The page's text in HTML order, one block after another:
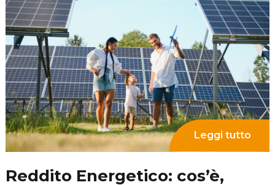
Collegamento impianto
fotovoltaico alla rete: i requisiti
necessari